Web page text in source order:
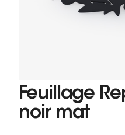
Feuillage
noir mat